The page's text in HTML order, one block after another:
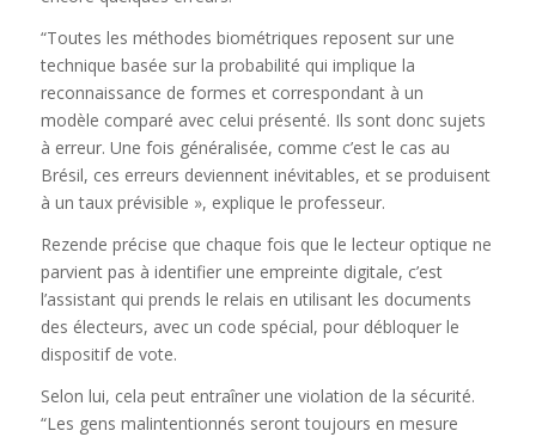
“Toutes les méthodes biométriques reposent sur une
technique basée sur la probabilité qui implique la
reconnaissance de formes et correspondant à un
modèle comparé avec celui présenté. Ils sont donc sujets
à erreur. Une fois généralisée, comme c’est le cas au
Brésil, ces erreurs deviennent inévitables, et se produisent
à un taux prévisible », explique le professeur.
Rezende précise que chaque fois que le lecteur optique ne
parvient pas à identifier une empreinte digitale, c’est
l’assistant qui prends le relais en utilisant les documents
des électeurs, avec un code spécial, pour débloquer le
dispositif de vote.
Selon lui, cela peut entraîner une violation de la sécurité.
“Les gens malintentionnés seront toujours en mesure